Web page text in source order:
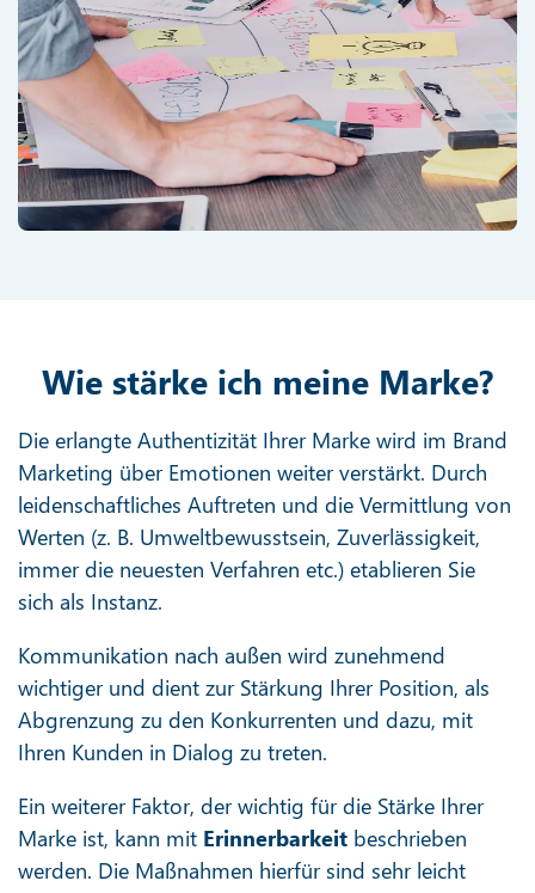
Wie stärke ich meine Marke?
Die erlangte Authentizität Ihrer Marke wird im Brand
Marketing über Emotionen weiter verstärkt. Durch
leidenschaftliches Auftreten und die Vermittlung von
Werten (z. B. Umweltbewusstsein, Zuverlässigkeit,
immer die neuesten Verfahren etc.) etablieren Sie
sich als Instanz.
Kommunikation nach außen wird zunehmend
wichtiger und dient zur Stärkung Ihrer Position, als
Abgrenzung zu den Konkurrenten und dazu, mit
Ihren Kunden in Dialog zu treten.
Ein weiterer Faktor, der wichtig für die Stärke Ihrer
Marke ist, kann mit Erinnerbarkeit beschrieben
werden. Die Maßnahmen hierfür sind sehr leicht